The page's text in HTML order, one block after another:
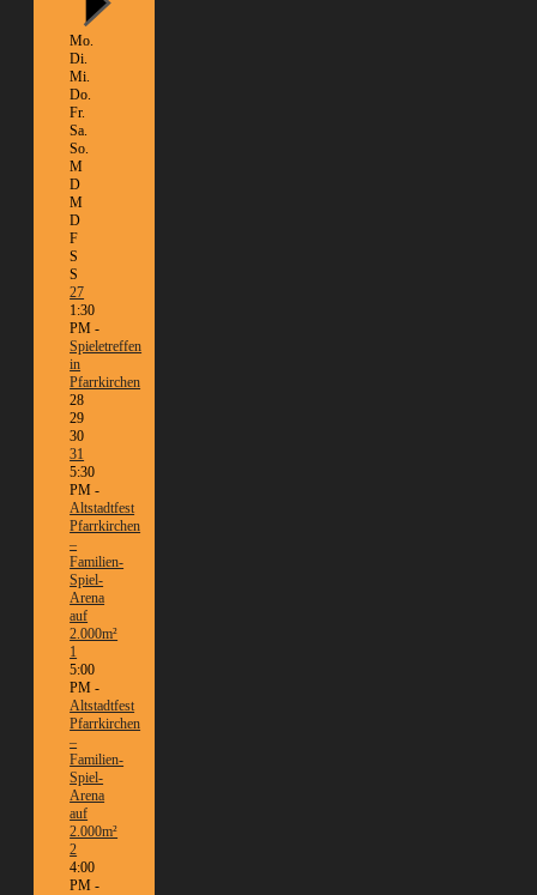
Mo.
Di.
Mi.
Do.
Fr.
Sa.
So.
M
D
M
D
F
S
S
27
1:30
PM -
Spieletreffen
in
Pfarrkirchen
28
29
30
31
5:30
PM -
Altstadtfest
Pfarrkirchen
–
Familien-
Spiel-
Arena
auf
2.000m²
1
5:00
PM -
Altstadtfest
Pfarrkirchen
–
Familien-
Spiel-
Arena
auf
2.000m²
2
4:00
PM -